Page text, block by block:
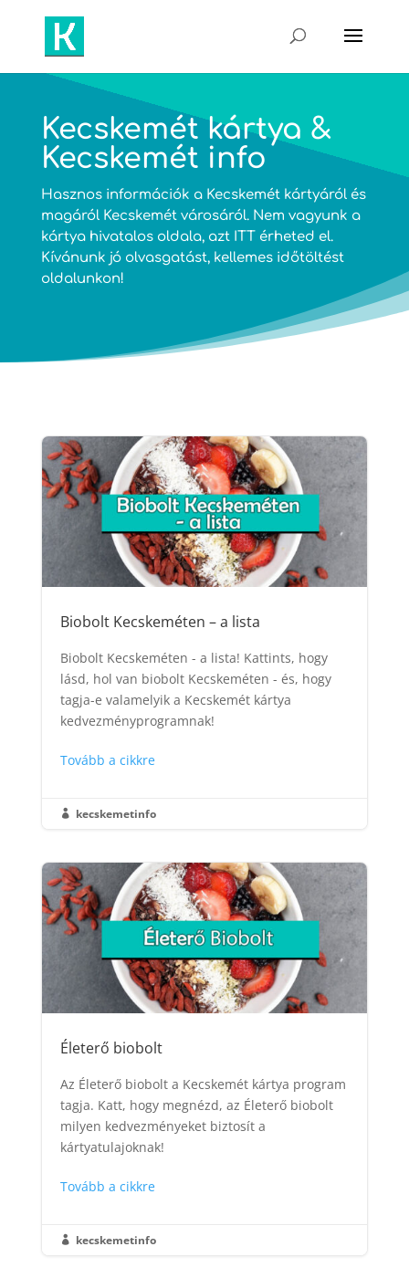
Kecskemét kártya &
Kecskemét info
Hasznos információk a Kecskemét kártyáról és
magáról Kecskemét városáról. Nem vagyunk a
kártya hivatalos oldala, azt ITTérheted el.
Kívánunk jó olvasgatást, kellemes időtöltést
oldalunkon!
Biobolt Kecskeméten – a lista
Biobolt Kecskeméten - a lista! Kattints, hogy
lásd, hol van biobolt Kecskeméten - és, hogy
tagja-e valamelyik a Kecskemét kártya
kedvezményprogramnak!
Tovább a cikkre
 kecskemetinfo
Életerő biobolt
Az Életerő biobolt a Kecskemét kártya program
tagja. Katt, hogy megnézd, az Életerő biobolt
milyen kedvezményeket biztosít a
kártyatulajoknak!
Tovább a cikkre
 kecskemetinfo